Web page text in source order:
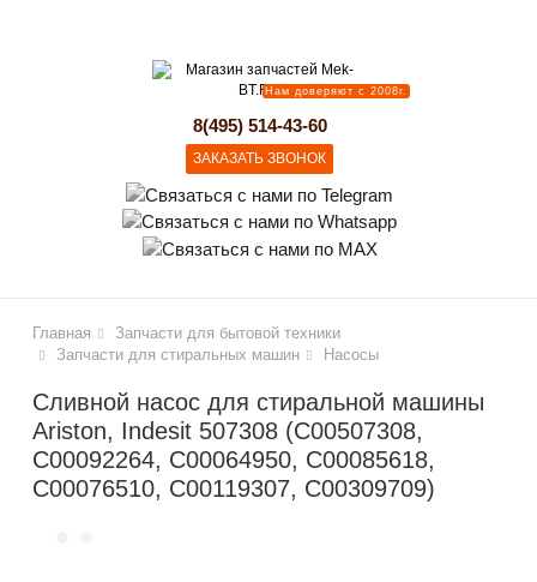
Нам доверяют с 2008г.
8(495) 514-43-60
ЗАКАЗАТЬ ЗВОНОК
Главная
Запчасти для бытовой техники
Запчасти для стиральных машин
Насосы
Сливной насос для стиральной машины
Ariston, Indesit 507308 (C00507308,
C00092264, C00064950, C00085618,
C00076510, C00119307, C00309709)